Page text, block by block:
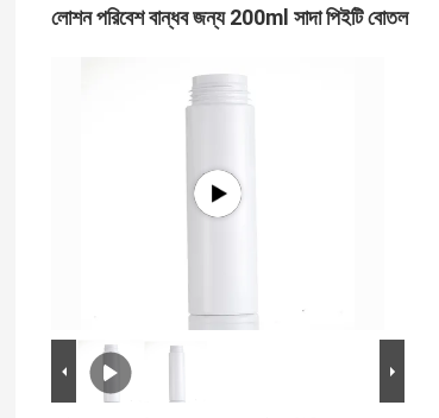
লোশন পরিবেশ বান্ধব জন্য 200ml সাদা পিইটি বোতল